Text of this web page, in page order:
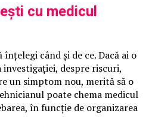
cu medicul
când și de ce. Dacă ai o
despre riscuri,
un simptom nou, merită să o
poate chema medicul
în funcție de organizarea